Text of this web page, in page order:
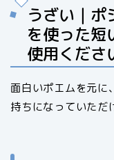
うざい｜ポ
を使った短
使用くだ
面白いポエムを元に
持ちになっていただ